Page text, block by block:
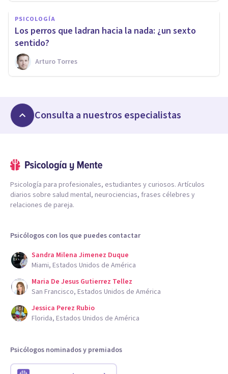
PSICOLOGÍA
Los perros que ladran hacia la nada: ¿un sexto
sentido?
Arturo Torres
Consulta a nuestros especialistas
Psicología para profesionales, estudiantes y curiosos. Artículos
diarios sobre salud mental, neurociencias, frases célebres y
relaciones de pareja.
Psicólogos con los que puedes contactar
Sandra Milena Jimenez Duque
Miami, Estados Unidos de América
Maria De Jesus Gutierrez Tellez
San Francisco, Estados Unidos de América
Jessica Perez Rubio
Florida, Estados Unidos de América
Psicólogos nominados y premiados